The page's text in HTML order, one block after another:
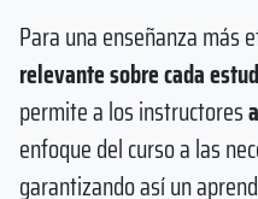
Para una enseñanza más
relevante sobre cada
permite a los instructores
enfoque del curso a las
garantizando así un